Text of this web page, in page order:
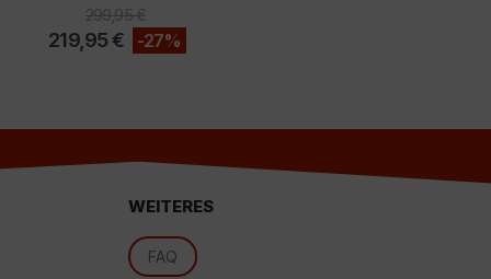
299,95€
219,95€ -27%
WEITERES
FAQ